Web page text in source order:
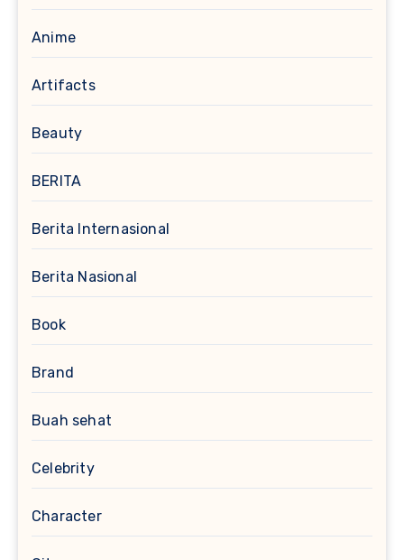
Anime
Artifacts
Beauty
BERITA
Berita Internasional
Berita Nasional
Book
Brand
Buah sehat
Celebrity
Character